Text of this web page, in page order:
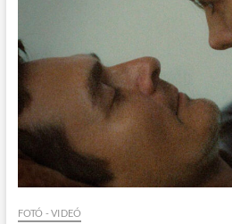
FOTÓ - VIDEÓ